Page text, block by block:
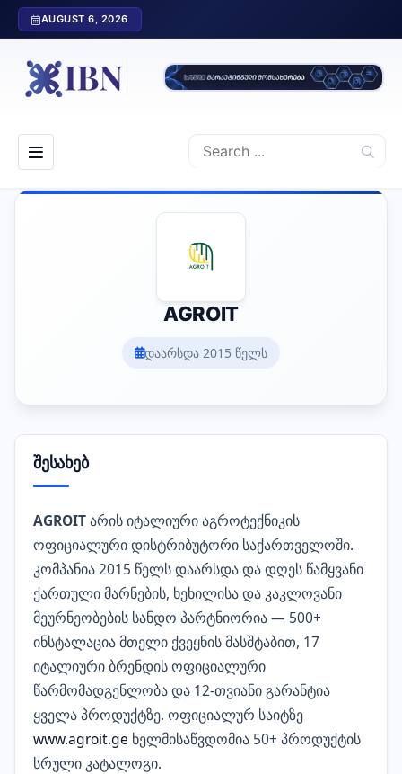
AUGUST 6, 2026
AGROIT
დაარსდა 2015 წელს
შესახებ
AGROITარის იტალიური აგროტექნიკის
ოფიციალური დისტრიბუტორი საქართველოში.
კომპანია 2015 წელს დაარსდა და დღეს წამყვანი
ქართული მარნების, ხეხილისა და კაკლოვანი
მეურნეობების სანდო პარტნიორია — 500+
ინსტალაცია მთელი ქვეყნის მასშტაბით, 17
იტალიური ბრენდის ოფიციალური
წარმომადგენლობა და 12-თვიანი გარანტია
ყველა პროდუქტზე. ოფიციალურ საიტზე
www.agroit.ge ხელმისაწვდომია 50+ პროდუქტის
სრული კატალოგი.